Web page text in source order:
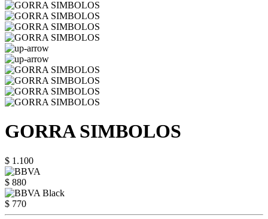
GORRA SIMBOLOS
$ 1.100
$ 880
$ 770